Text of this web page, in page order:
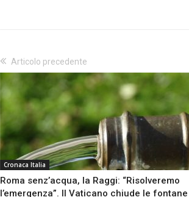
Articolo precedente
Cronaca Italia
Roma senz’acqua, la Raggi: “Risolveremo
l’emergenza”. Il Vaticano chiude le fontane